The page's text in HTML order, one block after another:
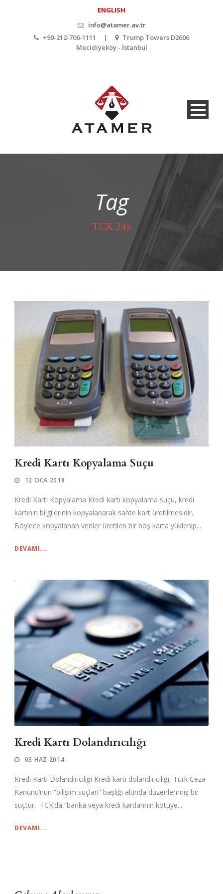
ENGLISH
info@atamer.av.tr
+90-212-706-1111 |
Trump Towers D2606
Mecidiyeköy - İstanbul
Tag
TCK 245
Kredi Kartı Kopyalama Suçu
12 OCA 2018
Kredi Kartı Kopyalama Kredi kartı kopyalama suçu, kredi
kartının bilgilerinin kopyalanarak sahte kart üretilmesidir.
Böylece kopyalanan veriler üretilen bir boş karta yüklenip...
DEVAMI...
Kredi Kartı Dolandırıcılığı
03 HAZ 2014
Kredi Kartı Dolandırıcılığı Kredi kartı dolandırıcılığı, Türk Ceza
Kanunu’nun “bilişim suçları” başlığı altında düzenlenmiş bir
suçtur. TCK’da “banka veya kredi kartlarının kötüye...
DEVAMI...